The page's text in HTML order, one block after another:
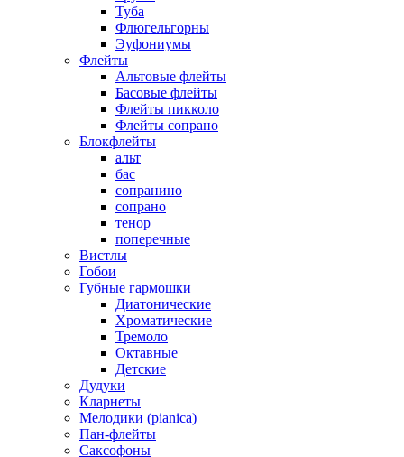
Туба
Флюгельгорны
Эуфониумы
Флейты
Альтовые флейты
Басовые флейты
Флейты пикколо
Флейты сопрано
Блокфлейты
альт
бас
сопранино
сопрано
тенор
поперечные
Вистлы
Гобои
Губные гармошки
Диатонические
Хроматические
Тремоло
Октавные
Детские
Дудуки
Кларнеты
Мелодики (pianica)
Пан-флейты
Саксофоны